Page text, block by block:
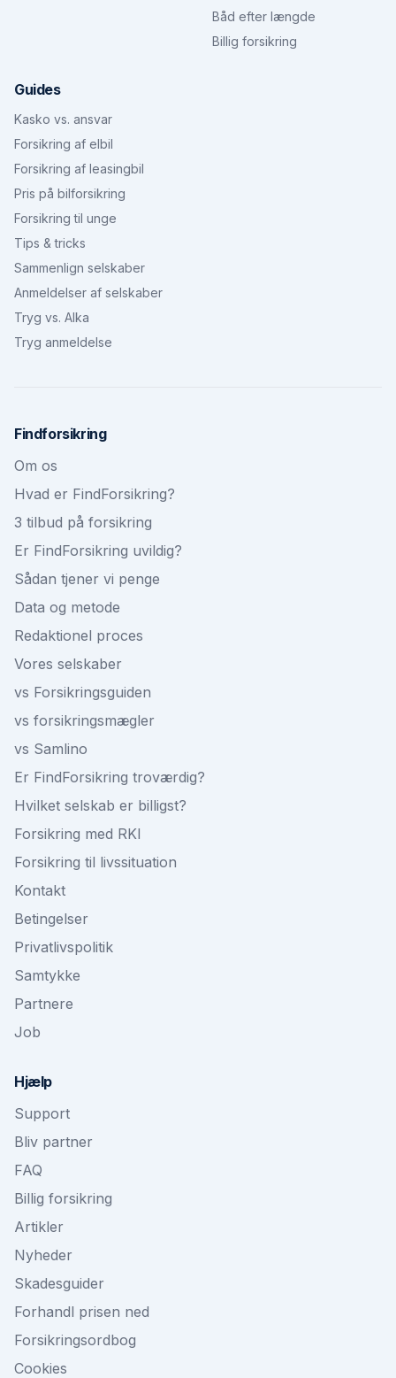
Båd efter længde
Billig forsikring
Guides
Kasko vs. ansvar
Forsikring af elbil
Forsikring af leasingbil
Pris på bilforsikring
Forsikring til unge
Tips & tricks
Sammenlign selskaber
Anmeldelser af selskaber
Tryg vs. Alka
Tryg anmeldelse
Findforsikring
Om os
Hvad er FindForsikring?
3 tilbud på forsikring
Er FindForsikring uvildig?
Sådan tjener vi penge
Data og metode
Redaktionel proces
Vores selskaber
vs Forsikringsguiden
vs forsikringsmægler
vs Samlino
Er FindForsikring troværdig?
Hvilket selskab er billigst?
Forsikring med RKI
Forsikring til livssituation
Kontakt
Betingelser
Privatlivspolitik
Samtykke
Partnere
Job
Hjælp
Support
Bliv partner
FAQ
Billig forsikring
Artikler
Nyheder
Skadesguider
Forhandl prisen ned
Forsikringsordbog
Cookies